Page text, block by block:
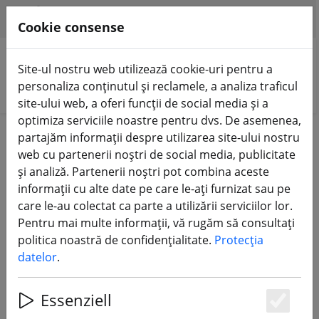
Căutare produse
Home Baterii
Baterii - Lipos pentru zborul lung
185 Products
Unterkategorien
BATERIE LIPO BATERIE REÎNCĂRCABILĂ LI-ION
Cookie consense
Site-ul nostru web utilizează cookie-uri pentru a
personaliza conținutul și reclamele, a analiza traficul
site-ului web, a oferi funcții de social media și a
optimiza serviciile noastre pentru dvs. De asemenea,
partajăm informații despre utilizarea site-ului nostru
web cu partenerii noștri de social media, publicitate
și analiză. Partenerii noștri pot combina aceste
informații cu alte date pe care le-ați furnizat sau pe
care le-au colectat ca parte a utilizării serviciilor lor.
Pentru mai multe informații, vă rugăm să consultați
politica noastră de confidențialitate. Protecția
datelor.
Essenziell